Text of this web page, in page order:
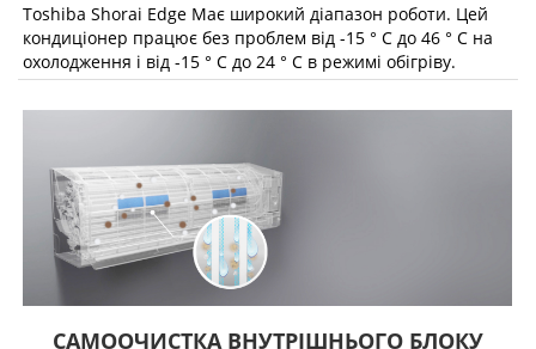
Toshiba Shorai Edge Має широкий діапазон роботи. Цей
кондиціонер працює без проблем від -15 ° C до 46 ° C на
охолодження і від -15 ° C до 24 ° C в режимі обігріву.
САМООЧИСТКА ВНУТРІШНЬОГО БЛОКУ